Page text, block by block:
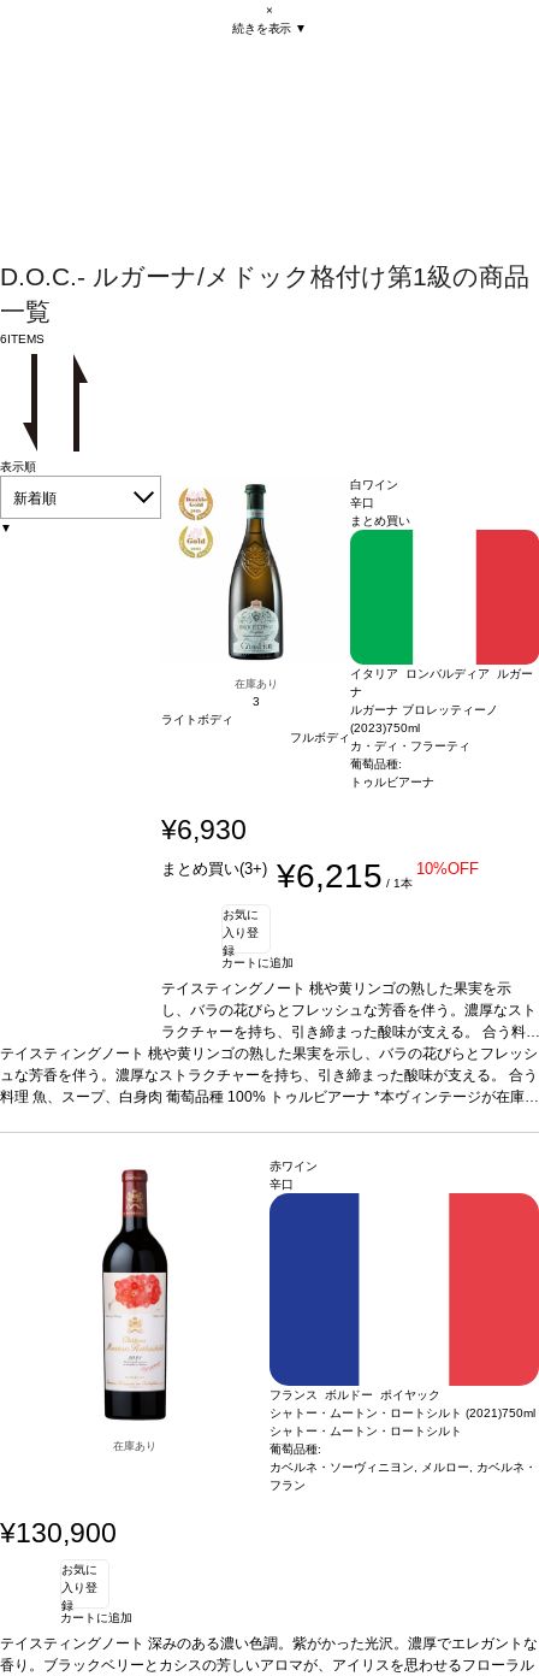
×
続きを表示 ▼
D.O.C.- ルガーナ/メドック格付け第1級の商品
一覧
6ITEMS
表示順
新着順
▼
在庫あり
3
ライトボディ
フルボディ
白ワイン
辛口
まとめ買い
イタリア ロンバルディア ルガー
ナ
ルガーナ ブロレッティーノ
(2023)750ml
カ・ディ・フラーティ
葡萄品種:
トゥルビアーナ
¥6,930
まとめ買い(3+) ¥6,215 / 1本
10%OFF
お気に
入り登
録
カートに追加
テイスティングノート桃や黄リンゴの熟した果実を示
し、バラの花びらとフレッシュな芳香を伴う。濃厚なスト
ラクチャーを持ち、引き締まった酸味が支える。合う料
理魚、スープ、白身肉葡萄品種 100% トゥルビアーナ *
本ヴィンテージが在庫切れの場合、在庫があり価格が同様
の場合は自動的に次のヴィンテージに変更されます、ご了
テイスティングノート 桃や黄リンゴの熟した果実を示し、バラの花びらとフレッシ
ュな芳香を伴う。濃厚なストラクチャーを持ち、引き締まった酸味が支える。 合う
料理 魚、スープ、白身肉 葡萄品種 100% トゥルビアーナ *本ヴィンテージが在庫切
在庫あり
赤ワイン
辛口
フランス ボルドー ポイヤック
シャトー・ムートン・ロートシルト (2021)750ml
シャトー・ムートン・ロートシルト
葡萄品種:
カベルネ・ソーヴィニヨン, メルロー, カベルネ・
フラン
¥130,900
お気に
入り登
録
カートに追加
テイスティングノート 深みのある濃い色調。紫がかった光沢。濃厚でエレガントな
香り。ブラックベリーとカシスの芳しいアロマが、アイリスを思わせるフローラル